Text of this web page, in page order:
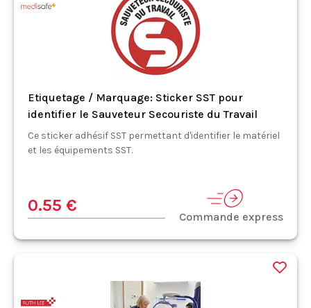
Etiquetage / Marquage: Sticker SST pour
identifier le Sauveteur Secouriste du Travail
Ce sticker adhésif SST permettant d'identifier le matériel
et les équipements SST.
0.55 €
Commande express